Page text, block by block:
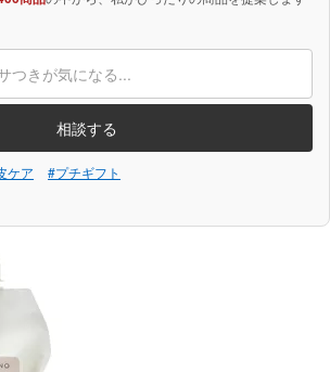
相談する
ケア #プチギフト